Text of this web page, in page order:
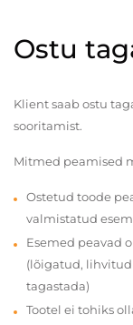
Ostu
Klient saab ostu
sooritamist.
Mitmed peamised
Ostetud toode
valmistatud
Esemed peavad
(lõigatud,
tagastada)
Tootel ei tohiks